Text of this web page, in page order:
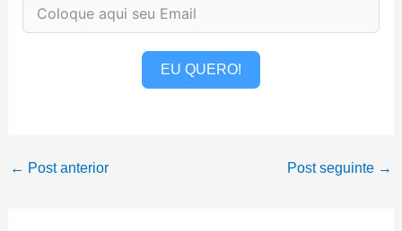
EU QUERO!
← Post anterior Post seguinte →